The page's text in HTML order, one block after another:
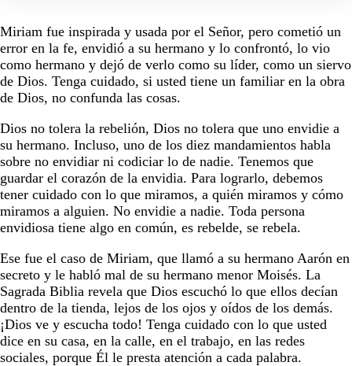
Miriam fue inspirada y usada por el Señor, pero cometió un
error en la fe, envidió a su hermano y lo confrontó, lo vio
como hermano y dejó de verlo como su líder, como un siervo
de Dios. Tenga cuidado, si usted tiene un familiar en la obra
de Dios, no confunda las cosas.
Dios no tolera la rebelión, Dios no tolera que uno envidie a
su hermano. Incluso, uno de los diez mandamientos habla
sobre no envidiar ni codiciar lo de nadie. Tenemos que
guardar el corazón de la envidia. Para lograrlo, debemos
tener cuidado con lo que miramos, a quién miramos y cómo
miramos a alguien. No envidie a nadie. Toda persona
envidiosa tiene algo en común, es rebelde, se rebela.
Ese fue el caso de Miriam, que llamó a su hermano Aarón en
secreto y le habló mal de su hermano menor Moisés. La
Sagrada Biblia revela que Dios escuchó lo que ellos decían
dentro de la tienda, lejos de los ojos y oídos de los demás.
¡Dios ve y escucha todo! Tenga cuidado con lo que usted
dice en su casa, en la calle, en el trabajo, en las redes
sociales, porque Él le presta atención a cada palabra.